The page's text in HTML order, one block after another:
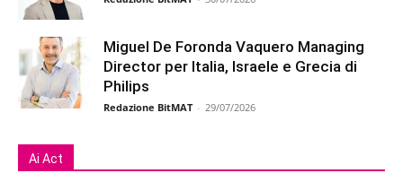
Miguel De Foronda Vaquero Managing
Director per Italia, Israele e Grecia di
Philips
Redazione BitMAT - 29/07/2026
Ai Act